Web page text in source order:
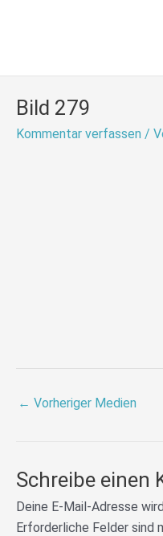
Bild 279
Kommentar verfassen /
← Vorheriger Medien
Schreibe einen
Deine E-Mail-Adresse
Erforderliche Felder sind